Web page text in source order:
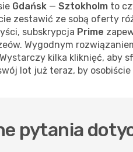
Gdańsk — Sztokholm to
zestawić ze sobą oferty
subskrypcja Prime
Wygodnym
kilka kliknięć,
lot już teraz, by
pytania